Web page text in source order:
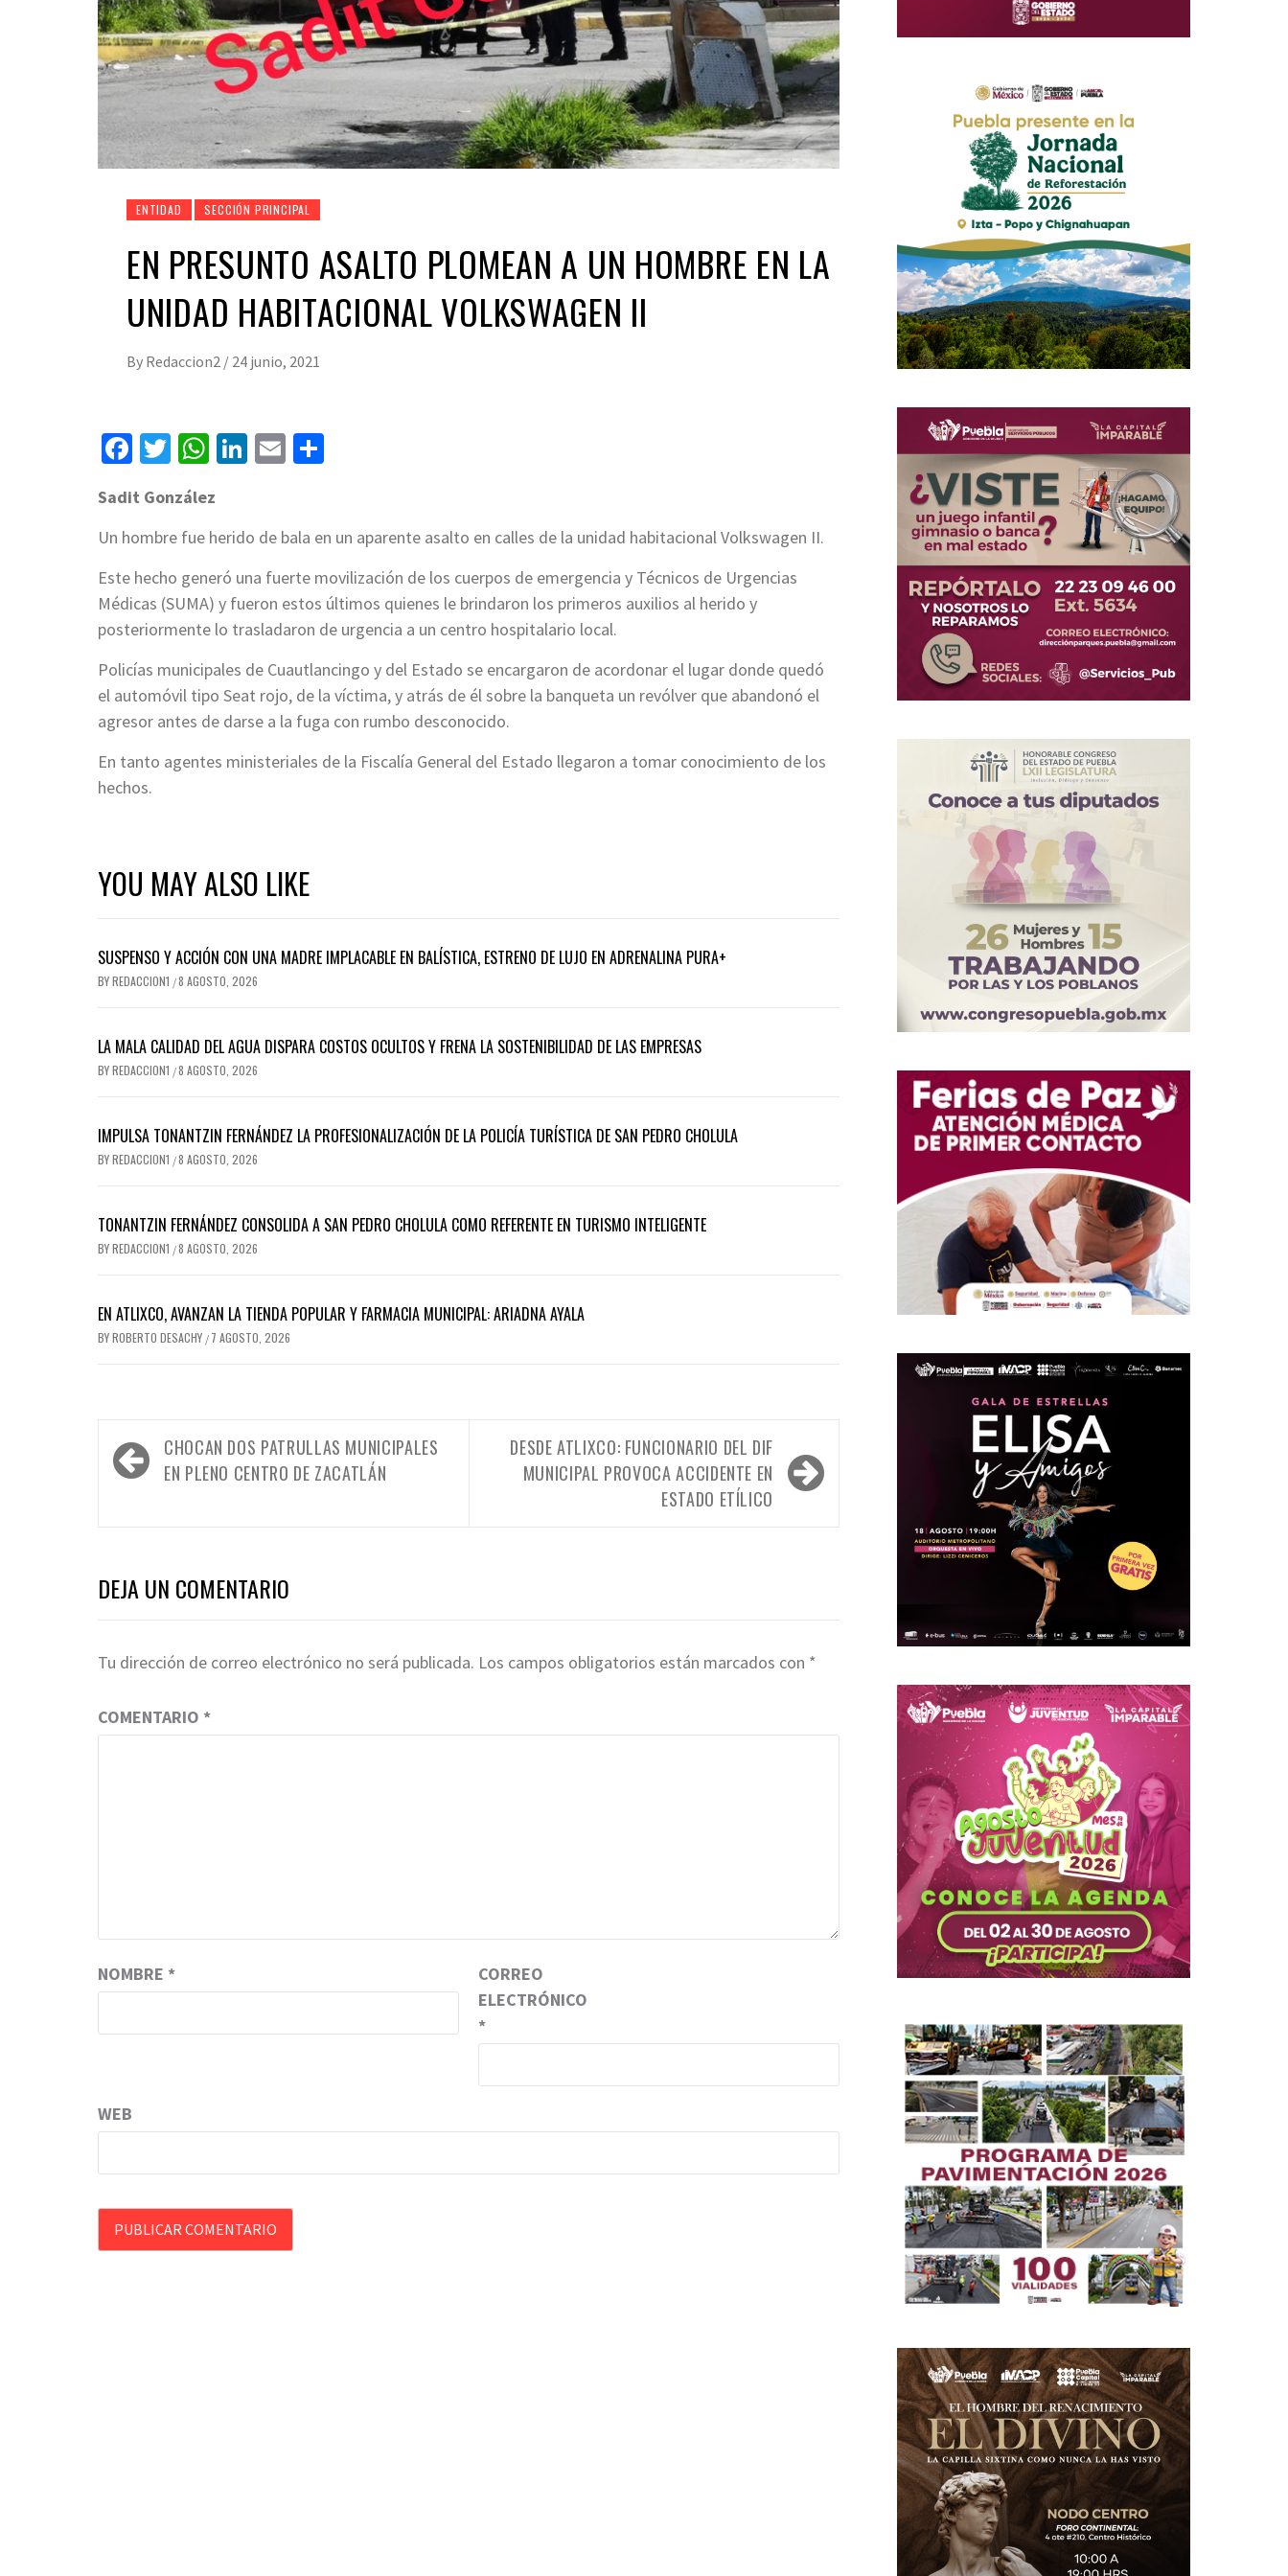
ENTIDAD SECCIÓN PRINCIPAL
EN PRESUNTO ASALTO PLOMEAN A UN HOMBRE EN LA
UNIDAD HABITACIONAL VOLKSWAGEN II
By Redaccion2 / 24 junio, 2021
Facebook
Twitter
WhatsApp
LinkedIn
Email
Sadit González
Un hombre fue herido de bala en un aparente asalto en calles de la unidad habitacional Volkswagen II.
Este hecho generó una fuerte movilización de los cuerpos de emergencia y Técnicos de Urgencias
Médicas (SUMA) y fueron estos últimos quienes le brindaron los primeros auxilios al herido y
posteriormente lo trasladaron de urgencia a un centro hospitalario local.
Policías municipales de Cuautlancingo y del Estado se encargaron de acordonar el lugar donde quedó
el automóvil tipo Seat rojo, de la víctima, y atrás de él sobre la banqueta un revólver que abandonó el
agresor antes de darse a la fuga con rumbo desconocido.
En tanto agentes ministeriales de la Fiscalía General del Estado llegaron a tomar conocimiento de los
hechos.
YOU MAY ALSO LIKE
SUSPENSO Y ACCIÓN CON UNA MADRE IMPLACABLE EN BALÍSTICA, ESTRENO DE LUJO EN ADRENALINA PURA+
BYREDACCION1 /8 AGOSTO, 2026
LA MALA CALIDAD DEL AGUA DISPARA COSTOS OCULTOS Y FRENA LA SOSTENIBILIDAD DE LAS EMPRESAS
BYREDACCION1 /8 AGOSTO, 2026
IMPULSA TONANTZIN FERNÁNDEZ LA PROFESIONALIZACIÓN DE LA POLICÍA TURÍSTICA DE SAN PEDRO CHOLULA
BYREDACCION1 /8 AGOSTO, 2026
TONANTZIN FERNÁNDEZ CONSOLIDA A SAN PEDRO CHOLULA COMO REFERENTE EN TURISMO INTELIGENTE
BYREDACCION1 /8 AGOSTO, 2026
EN ATLIXCO, AVANZAN LA TIENDA POPULAR Y FARMACIA MUNICIPAL: ARIADNA AYALA
BYROBERTO DESACHY / 7 AGOSTO, 2026
Navegación
de
CHOCAN DOS PATRULLAS MUNICIPALES
EN PLENO CENTRO DE ZACATLÁN
DESDE ATLIXCO: FUNCIONARIO DEL DIF
MUNICIPAL PROVOCA ACCIDENTE EN
ESTADO ETÍLICO
DEJA UN COMENTARIO
Tu dirección de correo electrónico no será publicada. Los campos obligatorios están marcados con *
COMENTARIO *
NOMBRE *
CORREO
ELECTRÓNICO
*
WEB